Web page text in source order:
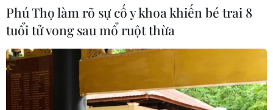
Phú Thọ làm rõ sự cố y khoa khiến bé trai 8
tuổi tử vong sau mổ ruột thừa